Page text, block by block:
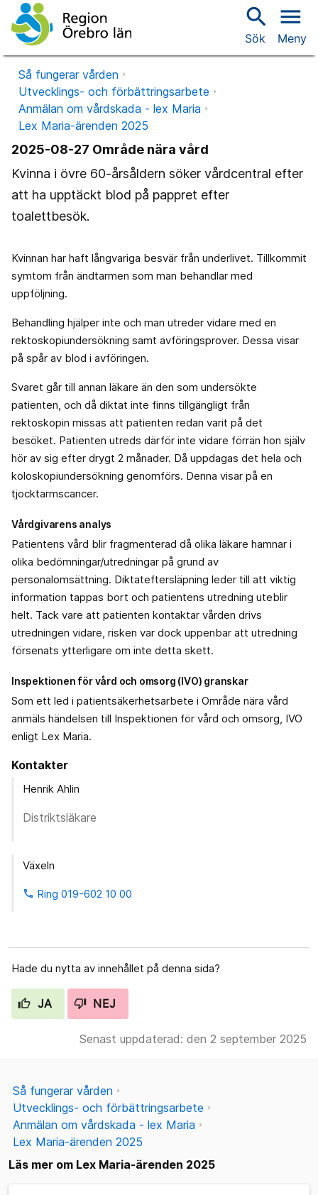
search
Sök
menu
Meny
Så fungerar vården
Utvecklings- och förbättringsarbete
Anmälan om vårdskada - lex Maria
Lex Maria-ärenden 2025
2025-08-27 Område nära vård
Kvinna i övre 60-årsåldern söker vårdcentral efter
att ha upptäckt blod på pappret efter
toalettbesök.
Kvinnan har haft långvariga besvär från underlivet. Tillkommit
symtom från ändtarmen som man behandlar med
uppföljning.
Behandling hjälper inte och man utreder vidare med en
rektoskopiundersökning samt avföringsprover. Dessa visar
på spår av blod i avföringen.
Svaret går till annan läkare än den som undersökte
patienten, och då diktat inte finns tillgängligt från
rektoskopin missas att patienten redan varit på det
besöket. Patienten utreds därför inte vidare förrän hon själv
hör av sig efter drygt 2 månader. Då uppdagas det hela och
koloskopiundersökning genomförs. Denna visar på en
tjocktarmscancer.
Vårdgivarens analys
Patientens vård blir fragmenterad då olika läkare hamnar i
olika bedömningar/utredningar på grund av
personalomsättning. Diktateftersläpning leder till att viktig
information tappas bort och patientens utredning uteblir
helt. Tack vare att patienten kontaktar vården drivs
utredningen vidare, risken var dock uppenbar att utredning
försenats ytterligare om inte detta skett.
Inspektionen för vård och omsorg (IVO) granskar
Som ett led i patientsäkerhetsarbete i Område nära vård
anmäls händelsen till Inspektionen för vård och omsorg, IVO
enligt Lex Maria.
Kontakter
Henrik Ahlin
Distriktsläkare
Växeln
phone Ring 019-602 10 00
Hade du nytta av innehållet på denna sida?
JA NEJ
Senast uppdaterad: den 2 september 2025
Så fungerar vården
Utvecklings- och förbättringsarbete
Anmälan om vårdskada - lex Maria
Lex Maria-ärenden 2025
Läs mer om Lex Maria-ärenden 2025